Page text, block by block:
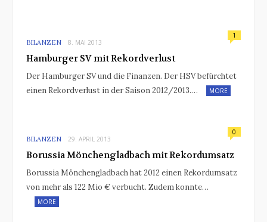
BILANZEN 8. MAI 2013
1
Hamburger SV mit Rekordverlust
Der Hamburger SV und die Finanzen. Der HSV befürchtet
einen Rekordverlust in der Saison 2012/2013.…
MORE
BILANZEN 29. APRIL 2013
0
Borussia Mönchengladbach mit Rekordumsatz
Borussia Mönchengladbach hat 2012 einen Rekordumsatz
von mehr als 122 Mio € verbucht. Zudem konnte…
MORE